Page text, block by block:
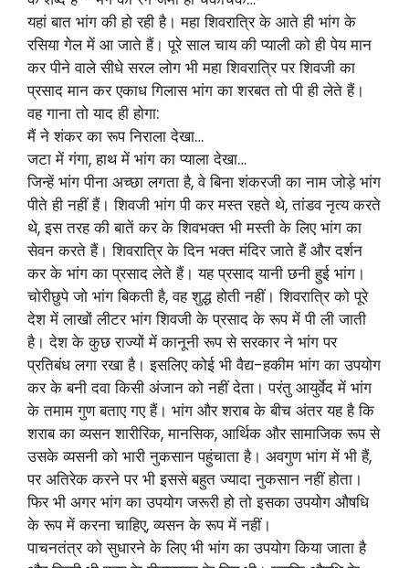
यहां बात भांग की हो रही है। महा शिवरात्रि के आते ही भांग के
रसिया गेल में आ जाते हैं। पूरे साल चाय की प्याली को ही पेय मान
कर पीने वाले सीधे सरल लोग भी महा शिवरात्रि पर शिवजी का
प्रसाद मान कर एकाध गिलास भांग का शरबत तो पी ही लेते हैं।
वह गाना तो याद ही होगा:
मैं ने शंकर का रूप निराला देखा…
जटा में गंगा, हाथ में भांग का प्याला देखा…
जिन्हें भांग पीना अच्छा लगता है, वे बिना शंकरजी का नाम जोड़े भांग
पीते ही नहीं हैं। शिवजी भांग पी कर मस्त रहते थे, तांडव नृत्य करते
थे, इस तरह की बातें कर के शिवभक्त भी मस्ती के लिए भांग का
सेवन करते हैं। शिवरात्रि के दिन भक्त मंदिर जाते हैं और दर्शन
कर के भांग का प्रसाद लेते हैं। यह प्रसाद यानी छनी हुई भांग।
चोरीछुपे जो भांग बिकती है, वह शुद्ध होती नहीं। शिवरात्रि को पूरे
देश में लाखों लीटर भांग शिवजी के प्रसाद के रूप में पी ली जाती
है। देश के कुछ राज्यों में कानूनी रूप से सरकार ने भांग पर
प्रतिबंध लगा रखा है। इसलिए कोई भी वैद्य-हकीम भांग का उपयोग
कर के बनी दवा किसी अंजान को नहीं देता। परंतु आयुर्वेद में भांग
के तमाम गुण बताए गए हैं। भांग और शराब के बीच अंतर यह है कि
शराब का व्यसन शारीरिक, मानसिक, आर्थिक और सामाजिक रूप से
उसके व्यसनी को भारी नुकसान पहुंचाता है। अवगुण भांग में भी हैं,
पर अतिरेक करने पर भी इससे बहुत ज्यादा नुकसान नहीं होता।
फिर भी अगर भांग का उपयोग जरूरी हो तो इसका उपयोग औषधि
के रूप में करना चाहिए, व्यसन के रूप में नहीं।
पाचनतंत्र को सुधारने के लिए भी भांग का उपयोग किया जाता है